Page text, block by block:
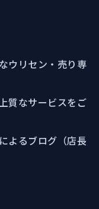
ウリセン・売り専
質なサービスをご
よるブログ（店長